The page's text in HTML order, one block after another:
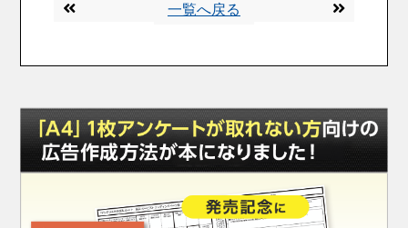
一覧へ戻る